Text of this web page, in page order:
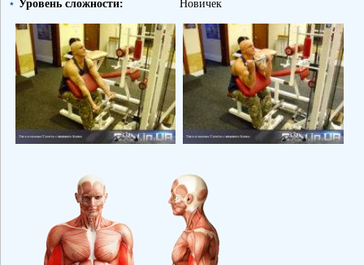
Уровень сложности: Новичек